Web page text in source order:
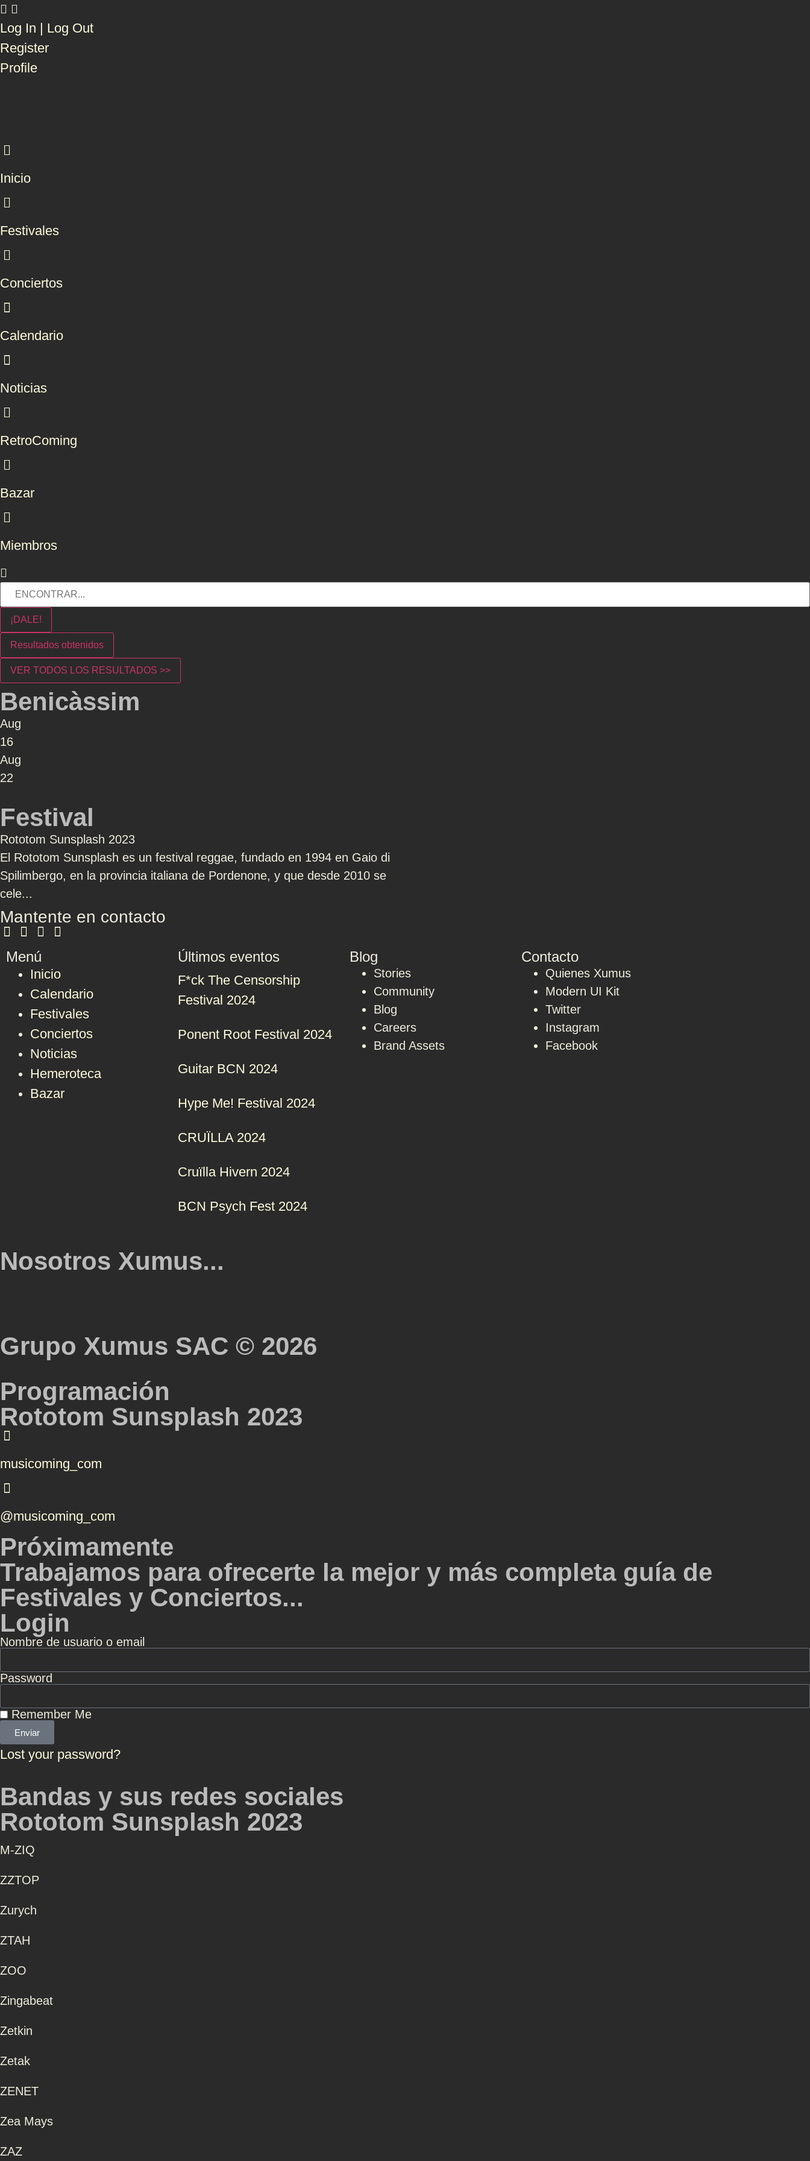
Log In | Log Out
Register
Profile
Inicio
Festivales
Conciertos
Calendario
Noticias
RetroComing
Bazar
Miembros
¡DALE!
Resultados obtenidos
VER TODOS LOS RESULTADOS >>
Benicàssim
Aug
16
Aug
22
Festival
Rototom Sunsplash 2023
El Rototom Sunsplash es un festival reggae, fundado en 1994 en Gaio di
Spilimbergo, en la provincia italiana de Pordenone, y que desde 2010 se
cele...
Mantente en contacto
Menú
Inicio
Calendario
Festivales
Conciertos
Noticias
Hemeroteca
Bazar
Últimos eventos
F*ck The Censorship
Festival 2024
Ponent Root Festival 2024
Guitar BCN 2024
Hype Me! Festival 2024
CRUÏLLA 2024
Cruïlla Hivern 2024
BCN Psych Fest 2024
Blog
Stories
Community
Blog
Careers
Brand Assets
Contacto
Quienes Xumus
Modern UI Kit
Twitter
Instagram
Facebook
Nosotros Xumus...
Grupo Xumus SAC © 2026
Programación
Rototom Sunsplash 2023
musicoming_com
@musicoming_com
Próximamente
Trabajamos para ofrecerte la mejor y más completa guía de
Festivales y Conciertos...
Login
Nombre de usuario o email
Password
Remember Me
Enviar
Lost your password?
Bandas y sus redes sociales
Rototom Sunsplash 2023
Μ-ZIQ
ZZTOP
Zurych
ZTAH
ZOO
Zingabeat
Zetkin
Zetak
ZENET
Zea Mays
ZAZ